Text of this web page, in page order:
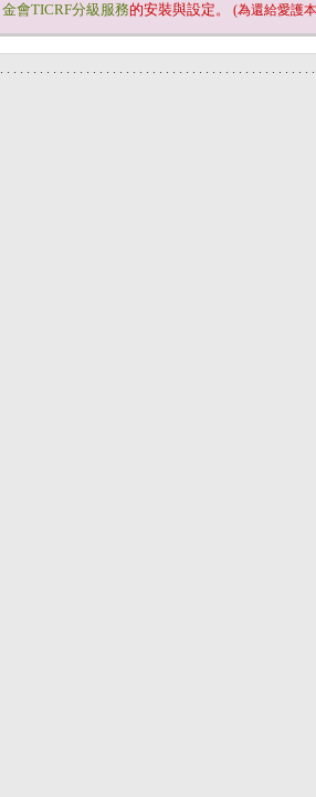
金會TICRF分級服務的安裝與設定。 (為還給愛護
. . . . . . . . . . . . . . . . . . . . . . . . . . . . . . . . . . . . . . . . . . . . . . . .